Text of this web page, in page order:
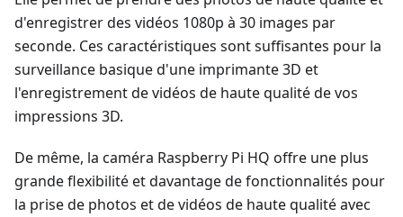
d'enregistrer des vidéos 1080p à 30 images par
seconde. Ces caractéristiques sont suffisantes pour la
surveillance basique d'une imprimante 3D et
l'enregistrement de vidéos de haute qualité de vos
impressions 3D.
De même, la caméra Raspberry Pi HQ offre une plus
grande flexibilité et davantage de fonctionnalités pour
la prise de photos et de vidéos de haute qualité avec